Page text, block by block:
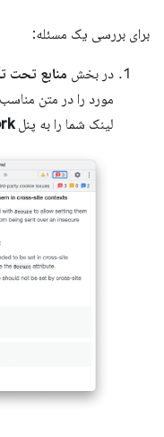
برای بررسی یک مسئله:
در بخش منابع تحت
لینک شما را به پنل